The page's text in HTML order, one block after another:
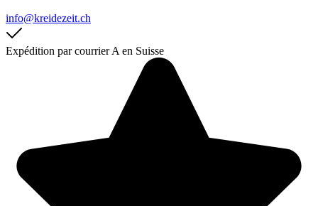
info@kreidezeit.ch
Expédition par courrier A en Suisse